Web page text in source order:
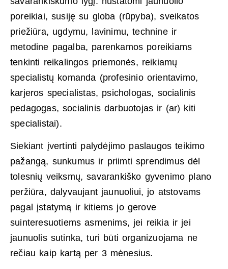
poreikiai, susiję su globa (rūpyba), sveikatos
priežiūra, ugdymu, lavinimu, technine ir
metodine pagalba, parenkamos poreikiams
tenkinti reikalingos priemonės, reikiamų
specialistų komanda (profesinio orientavimo,
karjeros specialistas, psichologas, socialinis
pedagogas, socialinis darbuotojas ir (ar) kiti
specialistai).
Siekiant įvertinti palydėjimo paslaugos teikimo
pažangą, sunkumus ir priimti sprendimus dėl
tolesnių veiksmų, savarankiško gyvenimo plano
peržiūra, dalyvaujant jaunuoliui, jo atstovams
pagal įstatymą ir kitiems jo gerove
suinteresuotiems asmenims, jei reikia ir jei
jaunuolis sutinka, turi būti organizuojama ne
rečiau kaip kartą per 3 mėnesius.